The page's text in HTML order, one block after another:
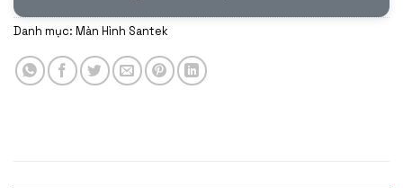
Danh mục: Màn Hình Santek